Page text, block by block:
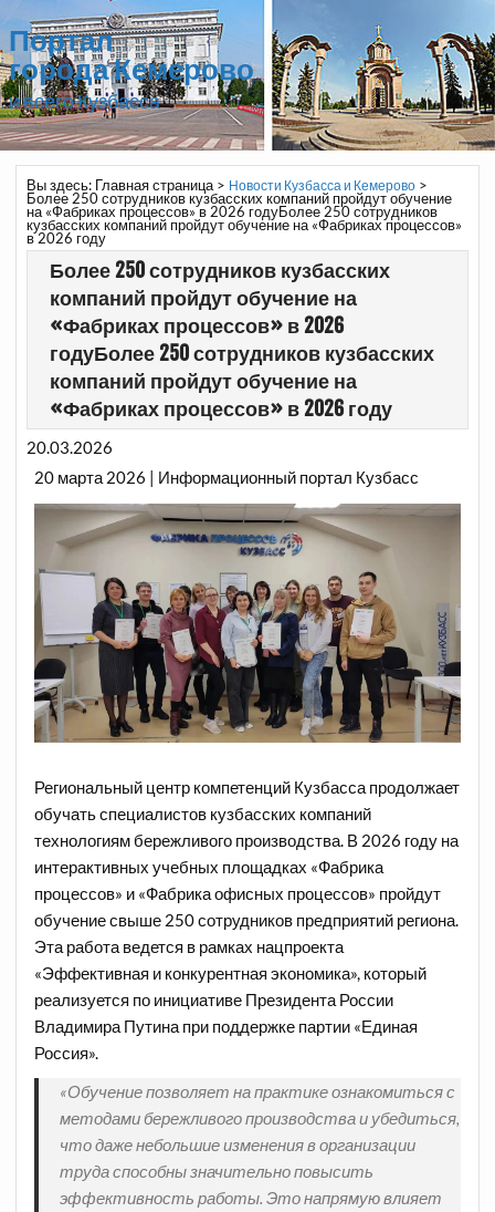
Портал
города Кемерово
и всего Кузбасса
Вы здесь: Главная страница> Новости Кузбасса и Кемерово>
Более 250 сотрудников кузбасских компаний пройдут обучение
на «Фабриках процессов» в 2026 годуБолее 250 сотрудников
кузбасских компаний пройдут обучение на «Фабриках процессов»
в 2026 году
Более 250 сотрудников кузбасских
компаний пройдут обучение на
«Фабриках процессов» в 2026
годуБолее 250 сотрудников кузбасских
компаний пройдут обучение на
«Фабриках процессов» в 2026 году
20.03.2026
20 марта 2026 | Информационный портал Кузбасс
Региональный центр компетенций Кузбасса продолжает
обучать специалистов кузбасских компаний
технологиям бережливого производства. В 2026 году на
интерактивных учебных площадках «Фабрика
процессов» и «Фабрика офисных процессов» пройдут
обучение свыше 250 сотрудников предприятий региона.
Эта работа ведется в рамках нацпроекта
«Эффективная и конкурентная экономика», который
реализуется по инициативе Президента России
Владимира Путина при поддержке партии «Единая
Россия».
«Обучение позволяет на практике ознакомиться с
методами бережливого производства и убедиться,
что даже небольшие изменения в организации
труда способны значительно повысить
эффективность работы. Это напрямую влияет